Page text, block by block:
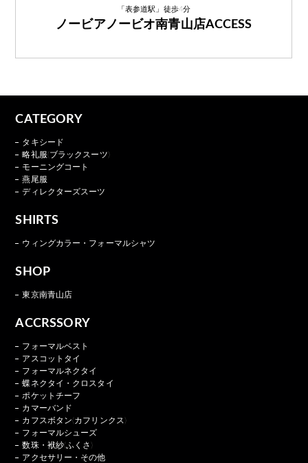
「表参道駅」徒歩4分
ノービアノービオ南青山店ACCESS
CATEGORY
タキシード
略礼服(ブラックスーツ)
モーニングコート
燕尾服
ディレクターズスーツ
SHIRTS
ウィングカラー・フォーマルシャツ
SHOP
東京南青山店
ACCRSSORY
フォーマルベスト
アスコットタイ
フォーマルネクタイ
蝶ネクタイ・クロスタイ
ポケットチーフ
カマーバンド
カフスボタン(カフリンクス)
フォーマルシューズ
数珠・袱紗(ふくさ)
アクセサリー・その他